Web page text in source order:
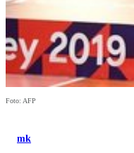
Foto: AFP
mk